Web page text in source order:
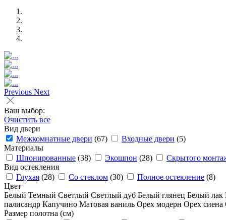
Previous Next
Ваш выбор:
Очистить все
Вид двери
Межкомнатные двери (67) Входные двери (5)
Материалы
Шпонированные (38) Экошпон (28) Скрытого
Вид остекления
Глухая (28) Со стеклом (30) Полное остекление (8)
Цвет
Белый Темный Светлый Светлый дуб Белый глянец Белый лак
палисандр Капучино Матовая ваниль Орех модерн Орех сиена
Размер полотна (см)